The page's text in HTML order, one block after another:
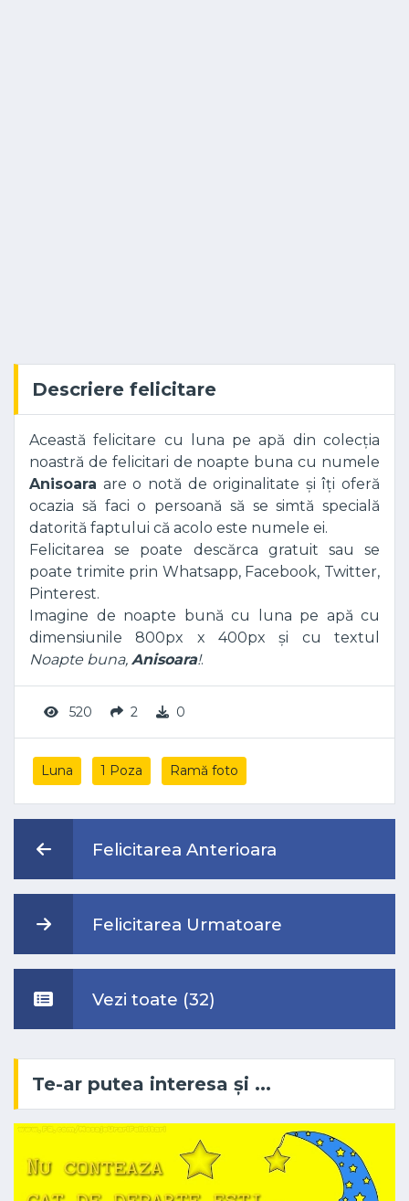
Descriere felicitare
Această felicitare cu luna pe apă din colecția
noastră de felicitari de noapte buna cu numele
Anisoara are o notă de originalitate și îți oferă
ocazia să faci o persoană să se simtă specială
datorită faptului că acolo este numele ei.
Felicitarea se poate descărca gratuit sau se
poate trimite prin Whatsapp, Facebook, Twitter,
Pinterest.
Imagine de noapte bună cu luna pe apă cu
dimensiunile 800px x 400px și cu textul
Noapte buna, Anisoara!.
520 2 0
Luna 1 Poza Ramă foto
Felicitarea Anterioara
Felicitarea Urmatoare
Vezi toate (32)
Te-ar putea interesa și ...